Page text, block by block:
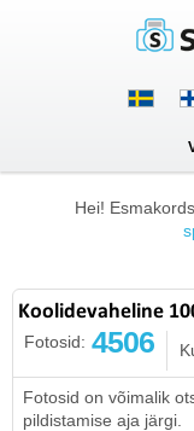
Hei!
Koolidevaheline
Fotosid: 4506
Fotosid on võimalik
pildistamise aja järgi.